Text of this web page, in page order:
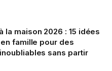
la maison 2026 : 15 idées
en famille pour des
sans partir